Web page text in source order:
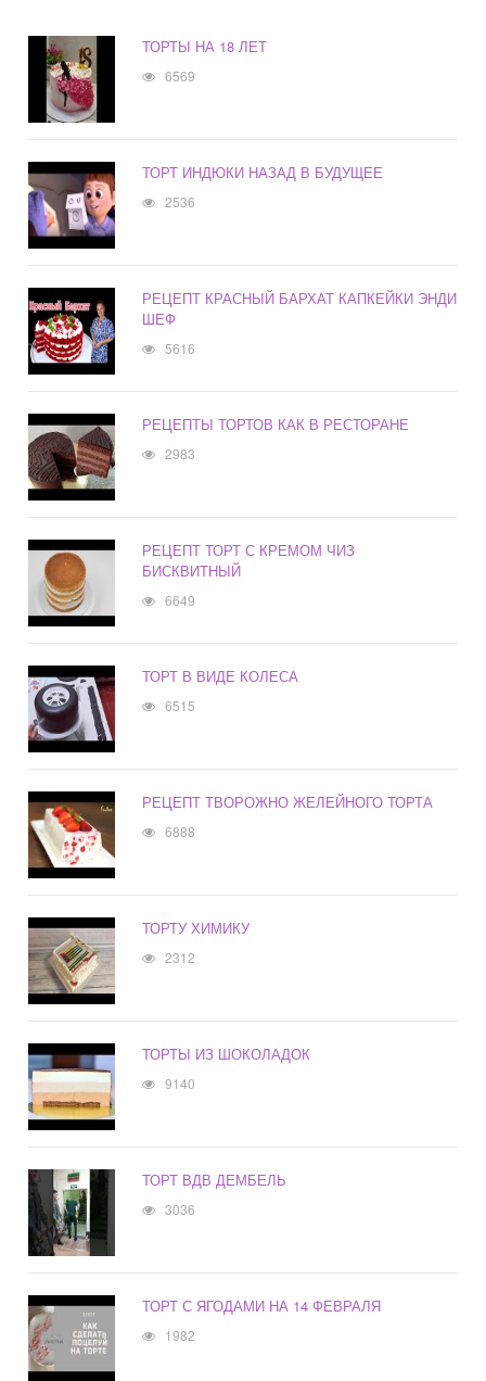
ТОРТЫ НА 18 ЛЕТ
6569
ТОРТ ИНДЮКИ НАЗАД В БУДУЩЕЕ
2536
РЕЦЕПТ КРАСНЫЙ БАРХАТ КАПКЕЙКИ ЭНДИ
ШЕФ
5616
РЕЦЕПТЫ ТОРТОВ КАК В РЕСТОРАНЕ
2983
РЕЦЕПТ ТОРТ С КРЕМОМ ЧИЗ
БИСКВИТНЫЙ
6649
ТОРТ В ВИДЕ КОЛЕСА
6515
РЕЦЕПТ ТВОРОЖНО ЖЕЛЕЙНОГО ТОРТА
6888
ТОРТУ ХИМИКУ
2312
ТОРТЫ ИЗ ШОКОЛАДОК
9140
ТОРТ ВДВ ДЕМБЕЛЬ
3036
ТОРТ С ЯГОДАМИ НА 14 ФЕВРАЛЯ
1982